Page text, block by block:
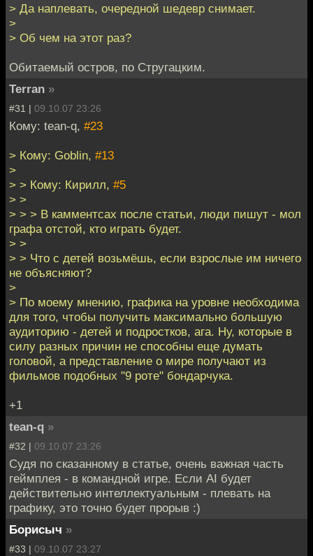
> Да наплевать, очередной шедевр снимает.
>
> Об чем на этот раз?
Обитаемый остров, по Стругацким.
Terran »
#31 | 09.10.07 23:26
Кому: tean-q, #23
> Кому: Goblin, #13
>
> > Кому: Кирилл, #5
> >
> > > В камментсах после статьи, люди пишут - мол
графа отстой, кто играть будет.
> >
> > Что с детей возьмёшь, если взрослые им ничего
не объясняют?
>
> По моему мнению, графика на уровне необходима
для того, чтобы получить максимально большую
аудиторию - детей и подростков, ага. Ну, которые в
силу разных причин не способны еще думать
головой, а представление о мире получают из
фильмов подобных "9 роте" бондарчука.
+1
tean-q »
#32 | 09.10.07 23:26
Судя по сказанному в статье, очень важная часть
геймплея - в командной игре. Если AI будет
действительно интеллектуальным - плевать на
графику, это точно будет прорыв :)
Борисыч »
#33 | 09.10.07 23:27